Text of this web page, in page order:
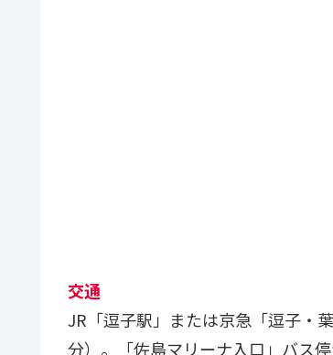
交通
JR「逗子駅」または京急「逗子・
分）。「佐島マリーナ入口」バス停